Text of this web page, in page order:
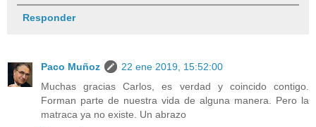
Responder
Paco Muñoz
22 ene 2019, 15:52:00
Muchas gracias Carlos, es verdad y coincido contigo.
Forman parte de nuestra vida de alguna manera. Pero la
matraca ya no existe. Un abrazo